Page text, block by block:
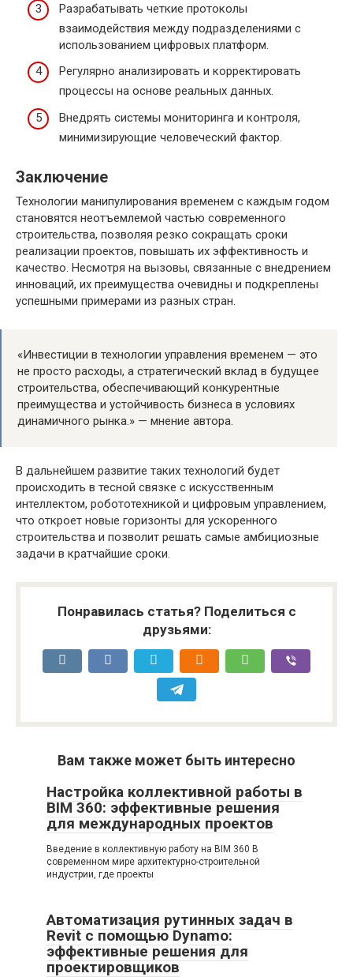
Разрабатывать четкие протоколы
взаимодействия между подразделениями с
использованием цифровых платформ.
Регулярно анализировать и корректировать
процессы на основе реальных данных.
Внедрять системы мониторинга и контроля,
минимизирующие человеческий фактор.
Заключение
Технологии манипулирования временем с каждым годом
становятся неотъемлемой частью современного
строительства, позволяя резко сокращать сроки
реализации проектов, повышать их эффективность и
качество. Несмотря на вызовы, связанные с внедрением
инноваций, их преимущества очевидны и подкреплены
успешными примерами из разных стран.
«Инвестиции в технологии управления временем — это
не просто расходы, а стратегический вклад в будущее
строительства, обеспечивающий конкурентные
преимущества и устойчивость бизнеса в условиях
динамичного рынка.» — мнение автора.
В дальнейшем развитие таких технологий будет
происходить в тесной связке с искусственным
интеллектом, робототехникой и цифровым управлением,
что откроет новые горизонты для ускоренного
строительства и позволит решать самые амбициозные
задачи в кратчайшие сроки.
Понравилась статья? Поделиться с
друзьями:
Вам также может быть интересно
Настройка коллективной работы в
BIM 360: эффективные решения
для международных проектов
Введение в коллективную работу на BIM 360 В
современном мире архитектурно-строительной
индустрии, где проекты
Автоматизация рутинных задач в
Revit с помощью Dynamo:
эффективные решения для
проектировщиков